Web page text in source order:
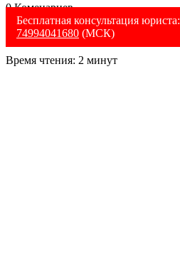
0 Коменариев
Бесплатная консультация юриста:
74994041680 (МСК)
Время чтения: 2 минут